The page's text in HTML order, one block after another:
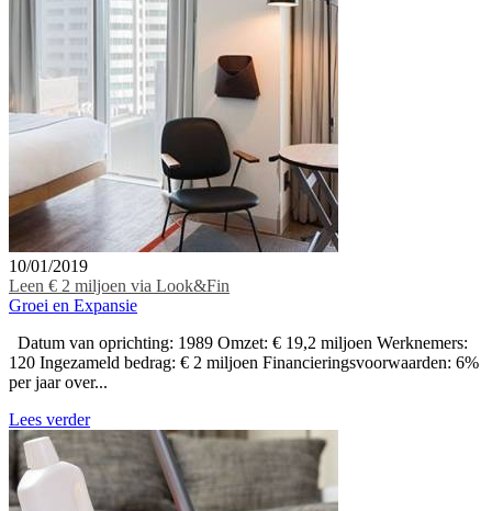
10/01/2019
Leen € 2 miljoen via Look&Fin
Groei en Expansie
Datum van oprichting: 1989 Omzet: € 19,2 miljoen Werknemers:
120 Ingezameld bedrag: € 2 miljoen Financieringsvoorwaarden: 6%
per jaar over...
Lees verder